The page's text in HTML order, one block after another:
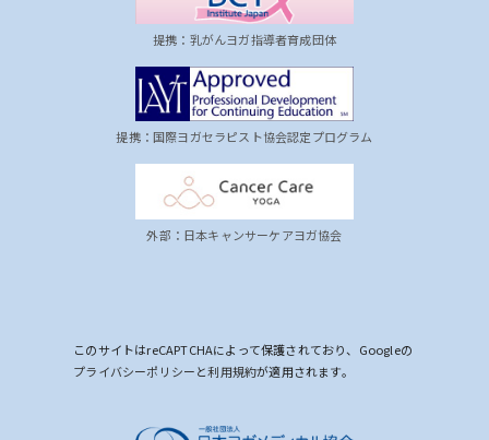
提携：乳がんヨガ指導者育成団体
提携：国際ヨガセラピスト協会認定プログラム
外部：日本キャンサーケアヨガ協会
このサイトはreCAPTCHAによって保護されており、Googleの
プライバシーポリシーと利用規約が適用されます。